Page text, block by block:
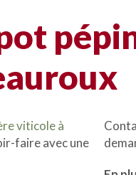
viticole à
faire avec une